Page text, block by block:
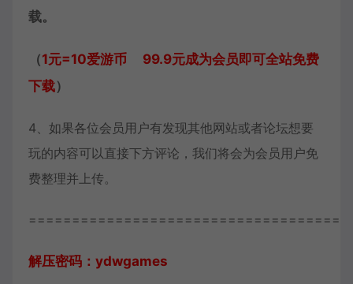
载。
（1元=10爱游币 99.9元成为会员即可全站免费
下载）
4、如果各位会员用户有发现其他网站或者论坛想要
玩的内容可以直接下方评论，我们将会为会员用户免
费整理并上传。
解压密码：ydwgames